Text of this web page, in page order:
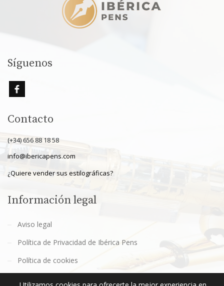
Síguenos
Contacto
(+34) 656 88 18 58
info@ibericapens.com
¿Quiere vender sus estilográficas?
Información legal
Aviso legal
Política de Privacidad de Ibérica Pens
Política de cookies